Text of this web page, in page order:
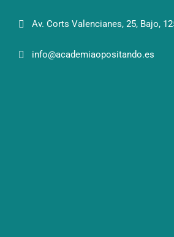
Av. Corts Valencianes, 25, Bajo,
info@academiaopositando.es